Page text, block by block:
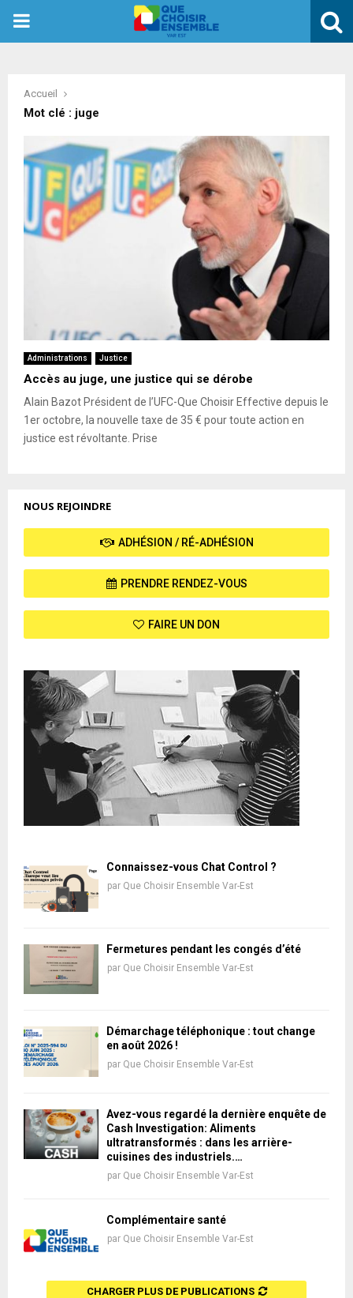
PRIMARY
Accueil
Mot clé : juge
Administrations Justice
Accès au juge, une justice qui se dérobe
Alain Bazot Président de l’UFC-Que Choisir Effective depuis le
1er octobre, la nouvelle taxe de 35 € pour toute action en
justice est révoltante. Prise
NOUS REJOINDRE
ADHÉSION / RÉ-ADHÉSION
PRENDRE RENDEZ-VOUS
FAIRE UN DON
Connaissez-vous Chat Control ?
par Que Choisir Ensemble Var-Est
Fermetures pendant les congés d’été
par Que Choisir Ensemble Var-Est
Démarchage téléphonique : tout change
en août 2026 !
par Que Choisir Ensemble Var-Est
Avez-vous regardé la dernière enquête de
Cash Investigation: Aliments
ultratransformés : dans les arrière-
cuisines des industriels.…
par Que Choisir Ensemble Var-Est
Complémentaire santé
par Que Choisir Ensemble Var-Est
CHARGER PLUS DE PUBLICATIONS